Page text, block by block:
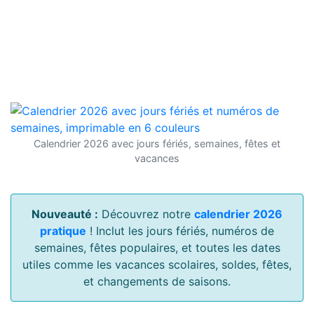
Calendrier 2026 avec jours fériés, semaines, fêtes et
vacances
Nouveauté : Découvrez notre calendrier 2026
pratique ! Inclut les jours fériés, numéros de
semaines, fêtes populaires, et toutes les dates
utiles comme les vacances scolaires, soldes, fêtes,
et changements de saisons.